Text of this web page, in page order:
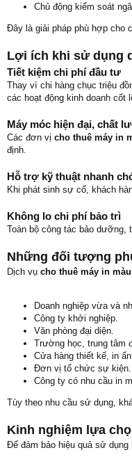
Chủ động kiểm soát
Đây là giải pháp phù hợp cho
Lợi ích khi sử dụng
Tiết kiệm chi phí đầu tư
Thay vì chi hàng chục triệu
các hoạt động kinh doanh cốt
Máy móc hiện đại, chất
Các đơn vị cho thuê máy in
định.
Hỗ trợ kỹ thuật nhanh
Khi phát sinh sự cố, khách
Không lo chi phí bảo trì
Toàn bộ công tác bảo
Những đối tượng
Dịch vụ cho thuê máy in màu
Doanh nghiệp vừa và
Công ty khởi nghiệp.
Văn phòng đại diện.
Trường học, trung tâm
Cửa hàng thiết kế, in
Đơn vị tổ chức sự kiện.
Công ty có nhu cầu in
Tùy theo nhu cầu sử dụng,
Kinh nghiệm lựa
Để đảm bảo hiệu quả sử